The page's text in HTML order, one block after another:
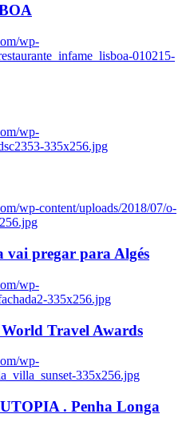
wp-
010215-
wp-
335x256.jpg
wp-content/uploads/2018/07/o-
vai pregar para Algés
wp-
335x256.jpg
Travel Awards
wp-
335x256.jpg
. Penha Longa